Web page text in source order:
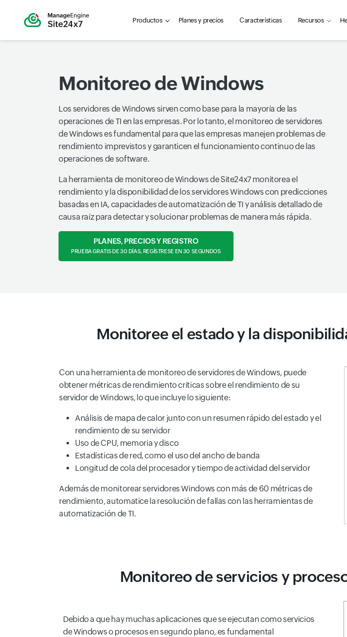
Productos Planes y precios Características Recursos
Monitoreo de Windows
Los servidores de Windows sirven como base para la mayoría de las
operaciones de TI en las empresas. Por lo tanto, el monitoreo de servidores
de Windows es fundamental para que las empresas manejen problemas de
rendimiento imprevistos y garanticen el funcionamiento continuo de las
operaciones de software.
La herramienta de monitoreo de Windows de Site24x7 monitorea el
rendimiento y la disponibilidad de los servidores Windows con predicciones
basadas en IA, capacidades de automatización de TI y análisis detallado de
causa raíz para detectar y solucionar problemas de manera más rápida.
PLANES, PRECIOS Y REGISTRO
PRUEBA GRATIS DE 30 DÍAS, REGÍSTRESE EN 30 SEGUNDOS
Monitoree el estado y la
Con una herramienta de monitoreo de servidores de Windows, puede
obtener métricas de rendimiento críticas sobre el rendimiento de su
servidor de Windows, lo que incluye lo siguiente:
Análisis de mapa de calor junto con un resumen rápido del estado y el
rendimiento de su servidor
Uso de CPU, memoria y disco
Estadísticas de red, como el uso del ancho de banda
Longitud de cola del procesador y tiempo de actividad del servidor
Además de monitorear servidores Windows con más de 60 métricas de
rendimiento, automatice la resolución de fallas con las herramientas de
automatización de TI.
Monitoreo de servicios y
Debido a que hay muchas aplicaciones que se ejecutan como servicios
de Windows o procesos en segundo plano, es fundamental